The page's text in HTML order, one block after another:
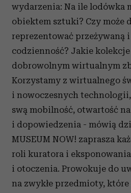
wydarzenia: Na ile lodówka
obiektem sztuki? Czy może
reprezentować przeżywaną
codzienność? Jakie
dobrowolnym wirtualnym
Korzystamy z wirtualnego
i nowoczesnych
swą mobilność, otwartość
i dopowiedzenia - mówią
MUSEUM NOW! zaprasza
roli kuratora i eksponowania
i otoczenia. Prowokuje do
na zwykłe przedmioty, które